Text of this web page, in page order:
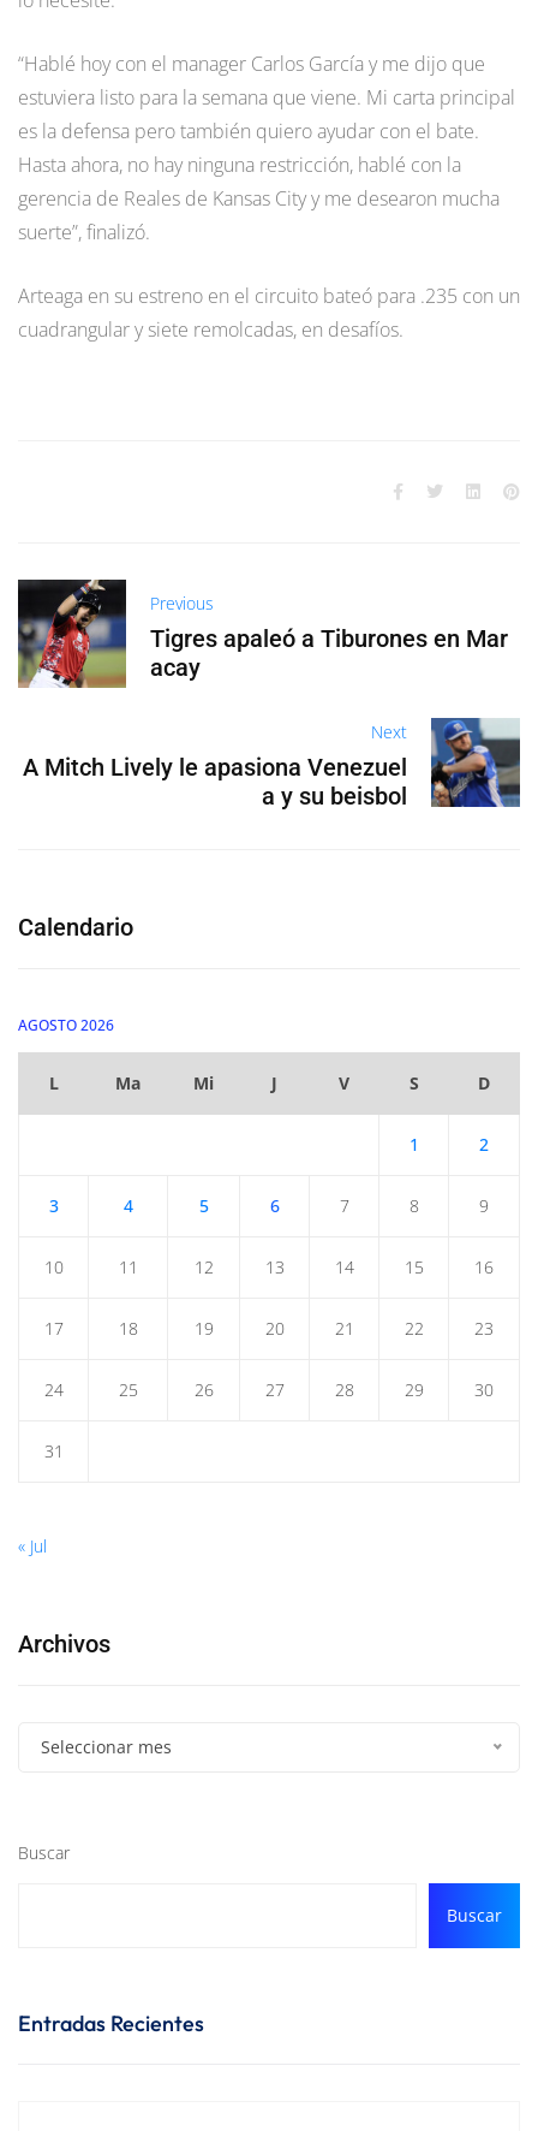
“Hablé hoy con el manager Carlos García y me dijo que
estuviera listo para la semana que viene. Mi carta principal
es la defensa pero también quiero ayudar con el bate.
Hasta ahora, no hay ninguna restricción, hablé con la
gerencia de Reales de Kansas City y me desearon mucha
suerte”, finalizó.
Arteaga en su estreno en el circuito bateó para .235 con un
cuadrangular y siete remolcadas, en desafíos.
Previous
Tigres apaleó a Tiburones en Mar
acay
Next
A Mitch Lively le apasiona Venezuel
a y su beisbol
Calendario
AGOSTO 2026
L Ma Mi J V S D
1 2
3 4 5 6 7 8 9
10 11 12 13 14 15 16
17 18 19 20 21 22 23
24 25 26 27 28 29 30
31
« Jul
Archivos
Seleccionar mes
Buscar
Buscar
Entradas Recientes